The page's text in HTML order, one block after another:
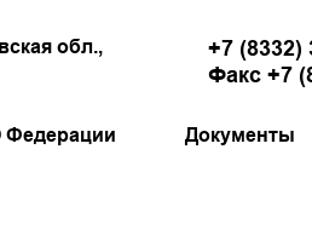
обл.,
+7 (8332)
Факс +7
Федерации Документы